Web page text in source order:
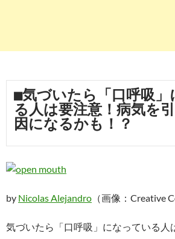
■気づいたら「口呼吸」
る人は要注意！病気を
因になるかも！？
by Nicolas Alejandro （画像：Creative
気づいたら「口呼吸」になっている人